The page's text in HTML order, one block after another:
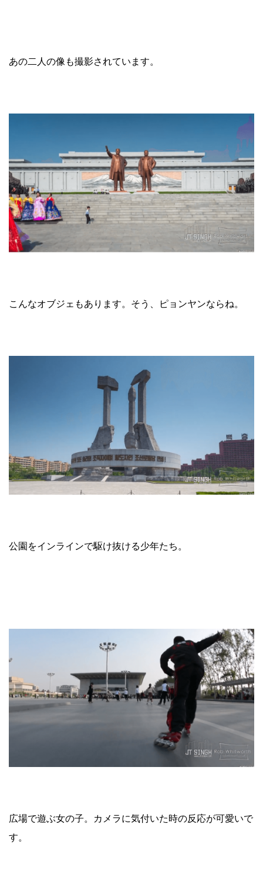
あの二人の像も撮影されています。
こんなオブジェもあります。そう、ピョンヤンならね。
公園をインラインで駆け抜ける少年たち。
広場で遊ぶ女の子。カメラに気付いた時の反応が可愛いで
す。